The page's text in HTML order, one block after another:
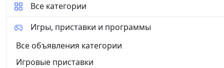
Все категории
Игры, приставки и программы
Все объявления категории
Игровые приставки